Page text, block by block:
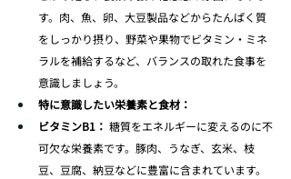
す。肉、魚、卵、大豆製品などからたんぱく質
をしっかり摂り、野菜や果物でビタミン・ミネ
ラルを補給するなど、バランスの取れた食事を
意識しましょう。
特に意識したい栄養素と食材：
ビタミンB1： 糖質をエネルギーに変えるのに不
可欠な栄養素です。豚肉、うなぎ、玄米、枝
豆、豆腐、納豆などに豊富に含まれています。